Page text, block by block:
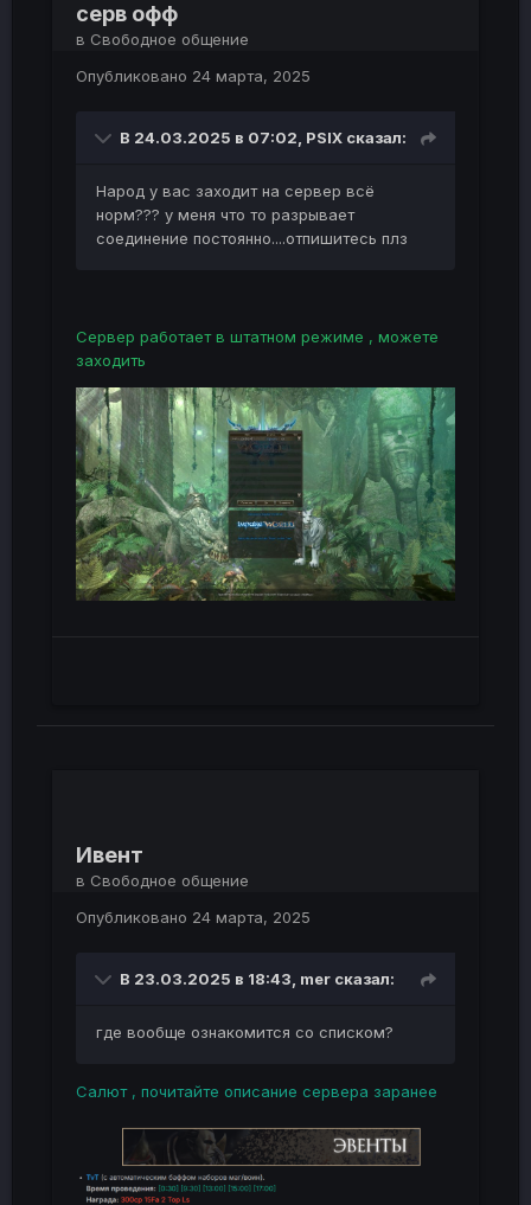
серв офф
в Свободное общение
Опубликовано 24 марта, 2025
В 24.03.2025 в 07:02, PSIX сказал:
Народ у вас заходит на сервер всё
норм??? у меня что то разрывает
соединение постоянно....отпишитесь плз
Сервер работает в штатном режиме , можете
заходить
Ивент
в Свободное общение
Опубликовано 24 марта, 2025
В 23.03.2025 в 18:43, mer сказал:
где вообще ознакомится со списком?
Салют , почитайте описание сервера заранее